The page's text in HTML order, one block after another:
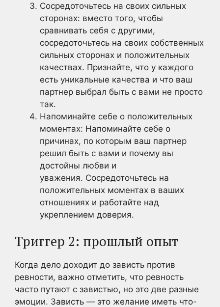
Сосредоточьтесь на своих сильных
сторонах: вместо того, чтобы
сравнивать себя с другими,
сосредоточьтесь на своих собственных
сильных сторонах и положительных
качествах. Признайте, что у каждого
есть уникальные качества и что ваш
партнер выбрал быть с вами не просто
так.
Напоминайте себе о положительных
моментах: Напоминайте себе о
причинах, по которым ваш партнер
решил быть с вами и почему вы
достойны любви и
уважения. Сосредоточьтесь на
положительных моментах в ваших
отношениях и работайте над
укреплением доверия.
Триггер 2: прошлый опыт
Когда дело доходит до зависть против
ревности, важно отметить, что ревность
часто путают с завистью, но это две разные
эмоции. Зависть — это желание иметь что-